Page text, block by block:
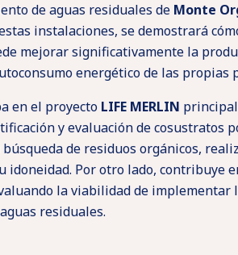
de aguas residuales de Monte
instalaciones, se demostrará
mejorar significativamente la
energético de las propias
en el proyecto LIFE MERLIN
y evaluación de cosustratos
de residuos orgánicos,
idoneidad. Por otro lado, contribuye
la viabilidad de
residuales.